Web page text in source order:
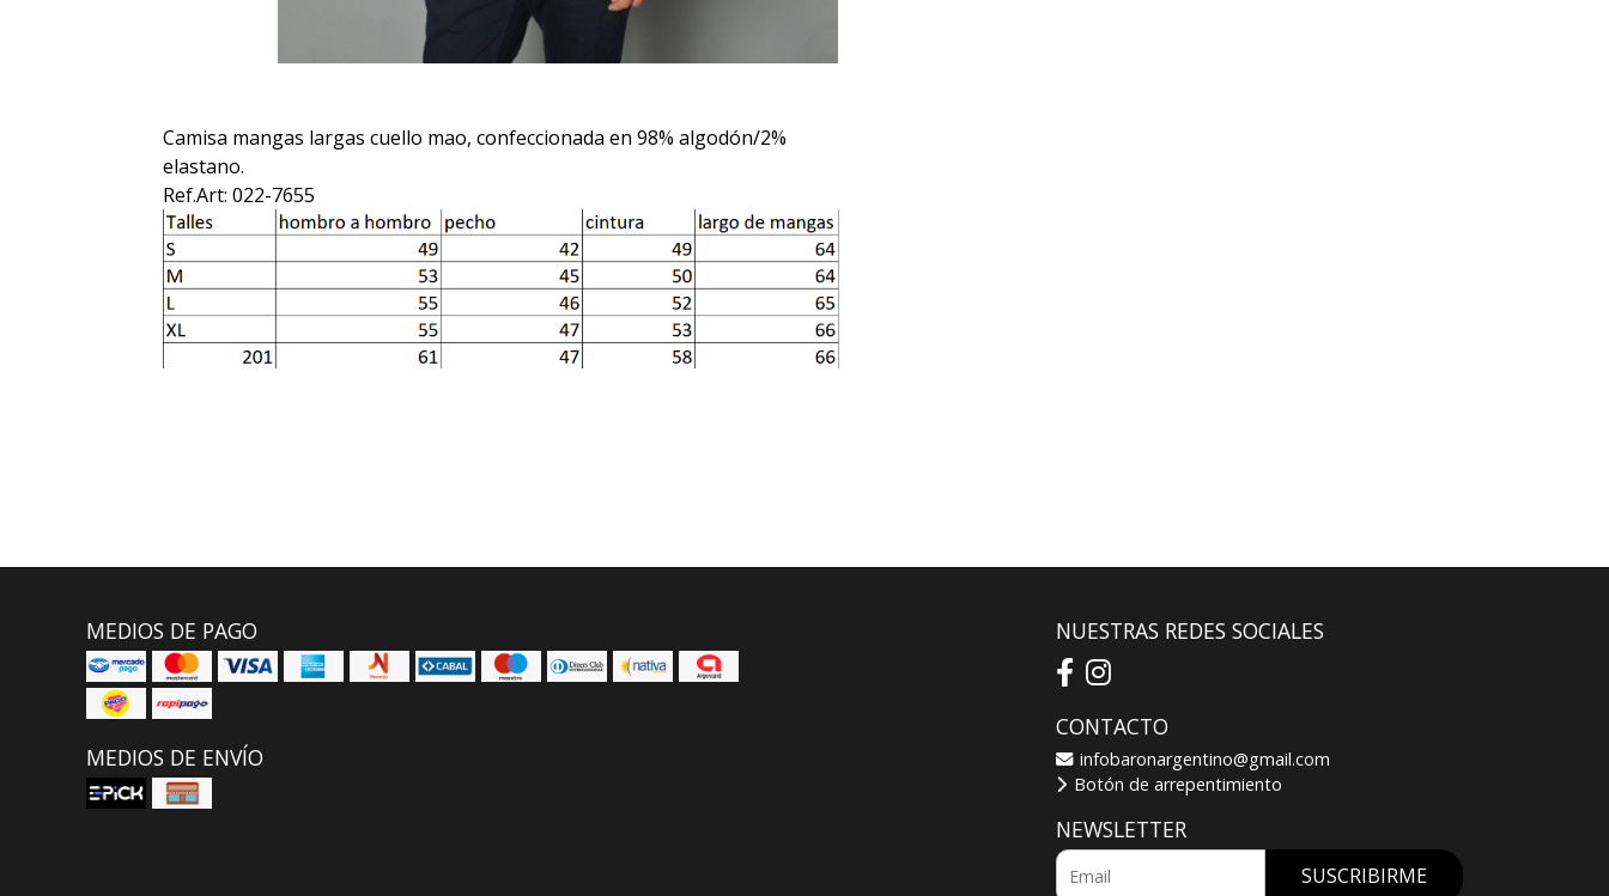
Camisa mangas largas cuello mao, confeccionada en 98% algodón/2%
elastano.
Ref.Art: 022-7655
MEDIOS DE PAGO
MEDIOS DE ENVÍO
NUESTRAS REDES SOCIALES
CONTACTO
infobaronargentino@gmail.com
Botón de arrepentimiento
NEWSLETTER
SUSCRIBIRME